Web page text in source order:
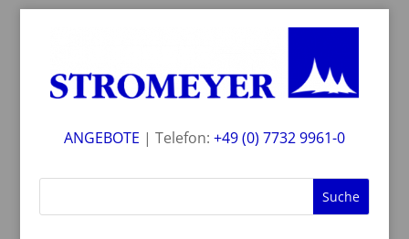
ANGEBOTE | Telefon: +49 (0) 7732 9961-0